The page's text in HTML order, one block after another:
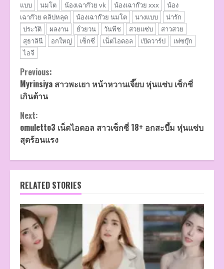
แบบ
นมโต น้องเฉาก๊วย vk น้องเฉาก๊วย xxx
น้อง
เฉาก๊วย คลิปหลุด
น้องเฉาก๊วย นมโต นางแบบ
น่ารัก
ประวัติ
ผลงาน ยั่วยวน วันพีช สวยแซ่บ
สาวสวย
สุธาลินี
อกใหญ่ เซ็กซี่ เน็ตไอดอล เปิดวาร์ป
เฟซบุ๊ก
ไอจี
Continue
Reading
Previous:
Myrinsiya สาวพะเยา หน้าหวานเจี๊ยบ หุ่นแซ่บ เซ็กซี่
เกินต้าน
Next:
omuletto3 เน็ตไอดอล สาวเซ็กซี่ 18+ อกสะบึ้ม หุ่นแซ่บ
สุดร้อนแรง
RELATED STORIES